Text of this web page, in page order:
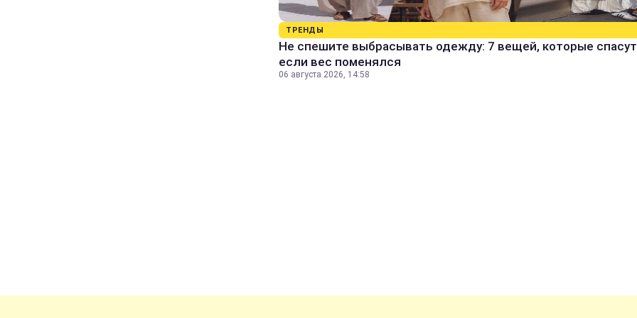
ТРЕНДЫ
Не спешите выбрасывать одежду: 7 вещей, которые
если вес поменялся
06 августа 2026, 14:58